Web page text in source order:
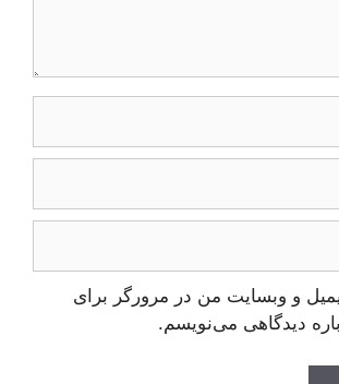
و وبسایت من در مرورگر برای
دیدگاهی می‌نویسم.